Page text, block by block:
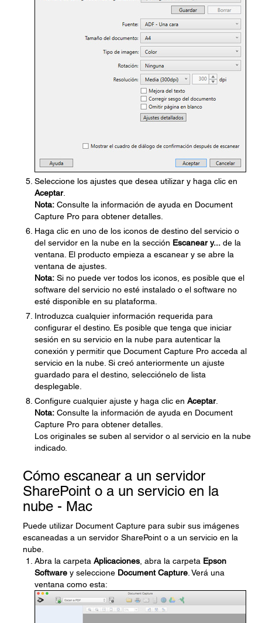
Seleccione los ajustes que desea utilizar y haga clic en
Aceptar.
Nota: Consulte la información de ayuda en Document
Capture Pro para obtener detalles.
Haga clic en uno de los iconos de destino del servicio o
del servidor en la nube en la sección Escanear y... de la
ventana. El producto empieza a escanear y se abre la
ventana de ajustes.
Nota: Si no puede ver todos los iconos, es posible que el
software del servicio no esté instalado o el software no
esté disponible en su plataforma.
Introduzca cualquier información requerida para
configurar el destino. Es posible que tenga que iniciar
sesión en su servicio en la nube para autenticar la
conexión y permitir que Document Capture Pro acceda al
servicio en la nube. Si creó anteriormente un ajuste
guardado para el destino, selecciónelo de lista
desplegable.
Configure cualquier ajuste y haga clic en Aceptar.
Nota: Consulte la información de ayuda en Document
Capture Pro para obtener detalles.
Los originales se suben al servidor o al servicio en la nube
indicado.
Cómo escanear a un servidor
SharePoint o a un servicio en la
nube - Mac
Puede utilizar Document Capture para subir sus imágenes
escaneadas a un servidor SharePoint o a un servicio en la
nube.
Abra la carpeta Aplicaciones , abra la carpeta Epson
Software y seleccione Document Capture . Verá una
ventana como esta: